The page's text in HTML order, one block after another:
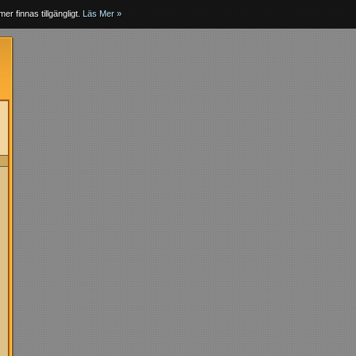
finnas tillgängligt. Läs Mer »